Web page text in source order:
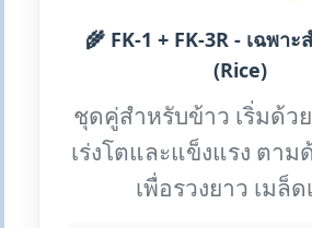
🌾 FK-1 + FK-3R - เฉพา
(Rice)
ชุดคู่สำหรับข้าว เริ่มด้วย
เร่งโตและแข็งแรง ตาม
เพื่อรวงยาว เมล็ด